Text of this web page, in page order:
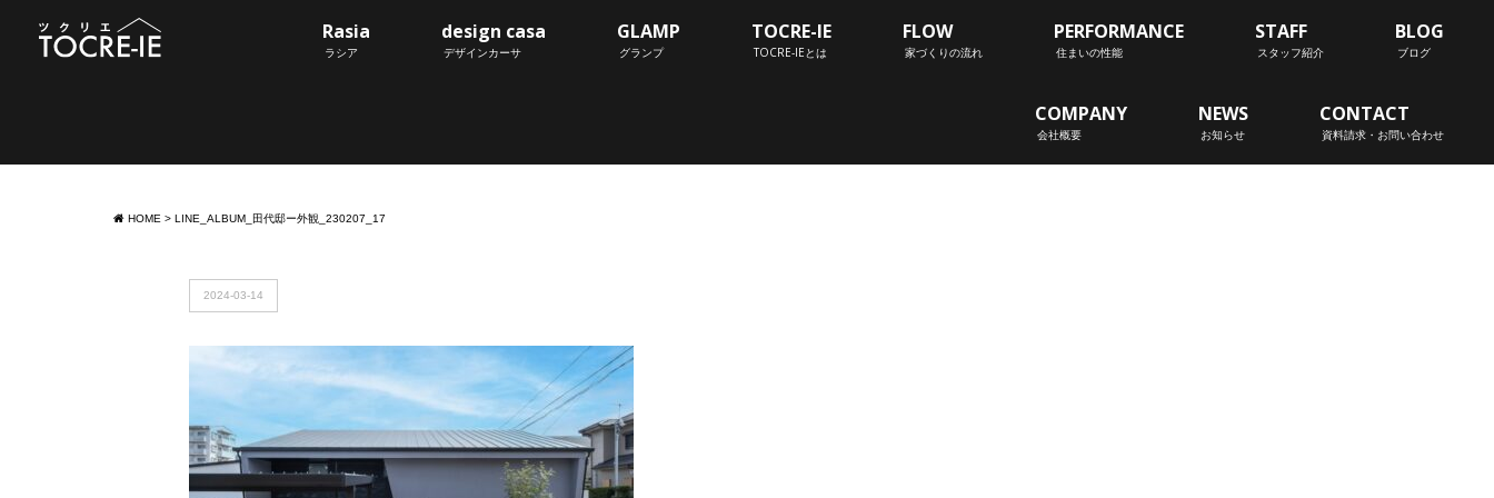
Rasia
ラシア
design casa
デザインカーサ
GLAMP
グランプ
TOCRE-IE
TOCRE-IEとは
FLOW
家づくりの流れ
PERFORMANCE
住まいの性能
STAFF
スタッフ紹介
BLOG
ブログ
COMPANY
会社概要
NEWS
お知らせ
CONTACT
資料請求・お問い合わせ
HOME > LINE_ALBUM_田代邸ー外観_230207_17
2024-03-14